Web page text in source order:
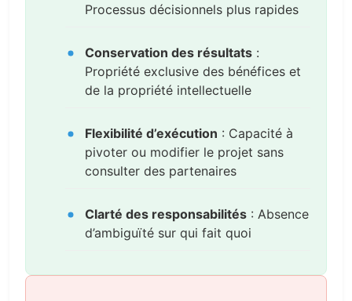
Processus décisionnels plus rapides
Conservation des résultats :
Propriété exclusive des bénéfices et
de la propriété intellectuelle
Flexibilité d’exécution : Capacité à
pivoter ou modifier le projet sans
consulter des partenaires
Clarté des responsabilités : Absence
d’ambiguïté sur qui fait quoi